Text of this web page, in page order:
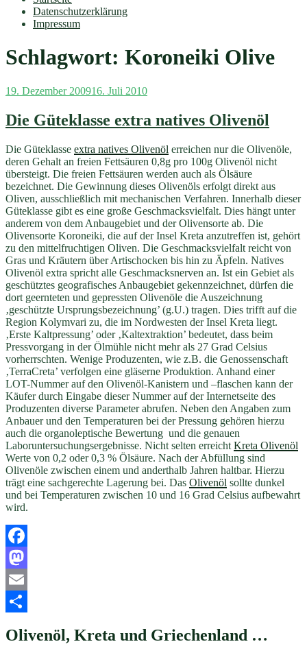
Datenschutzerklärung
Impressum
Schlagwort: Koroneiki Olive
Veröffentlicht
19. Dezember 200916. Juli 2010
Die Güteklasse extra natives Olivenöl
Die Güteklasse extra natives Olivenöl erreichen nur die Olivenöle,
deren Gehalt an freien Fettsäuren 0,8g pro 100g Olivenöl nicht
übersteigt. Die freien Fettsäuren werden auch als Ölsäure
bezeichnet. Die Gewinnung dieses Olivenöls erfolgt direkt aus
Oliven, ausschließlich mit mechanischen Verfahren. Innerhalb dieser
Güteklasse gibt es eine große Geschmacksvielfalt. Dies hängt unter
anderem von dem Anbaugebiet und der Olivensorte ab. Die
Olivensorte Koroneiki, die auf der Insel Kreta anzutreffen ist, gehört
zu den mittelfruchtigen Oliven. Die Geschmacksvielfalt reicht von
Gras und Kräutern über Artischocken bis hin zu Äpfeln. Natives
Olivenöl extra spricht alle Geschmacksnerven an. Ist ein Gebiet als
geschütztes geografisches Anbaugebiet gekennzeichnet, dürfen die
dort geernteten und gepressten Olivenöle die Auszeichnung
‚geschützte Ursprungsbezeichnung’ (g.U.) tragen. Dies trifft auf die
Region Kolymvari zu, die im Nordwesten der Insel Kreta liegt.
‚Erste Kaltpressung’ oder ‚Kaltextraktion’ bedeutet, dass beim
Pressvorgang in der Ölmühle nicht mehr als 27 Grad Celsius
vorherrschten. Wenige Produzenten, wie z.B. die Genossenschaft
‚TerraCreta’ verfolgen eine gläserne Produktion. Anhand einer
LOT-Nummer auf den Olivenöl-Kanistern und –flaschen kann der
Käufer durch Eingabe dieser Nummer auf der Internetseite des
Produzenten diverse Parameter abrufen. Neben den Angaben zum
Anbauer und den Temperaturen bei der Pressung gehören hierzu
auch die organoleptische Bewertung und die genauen
Laboruntersuchungsergebnisse. Nicht selten erreicht Kreta Olivenöl
Werte von 0,2 oder 0,3 % Ölsäure. Nach der Abfüllung sind
Olivenöle zwischen einem und anderthalb Jahren haltbar. Hierzu
trägt eine sachgerechte Lagerung bei. Das Olivenöl sollte dunkel
und bei Temperaturen zwischen 10 und 16 Grad Celsius aufbewahrt
wird.
Facebook
Mastodon
Email
Olivenöl, Kreta und Griechenland …